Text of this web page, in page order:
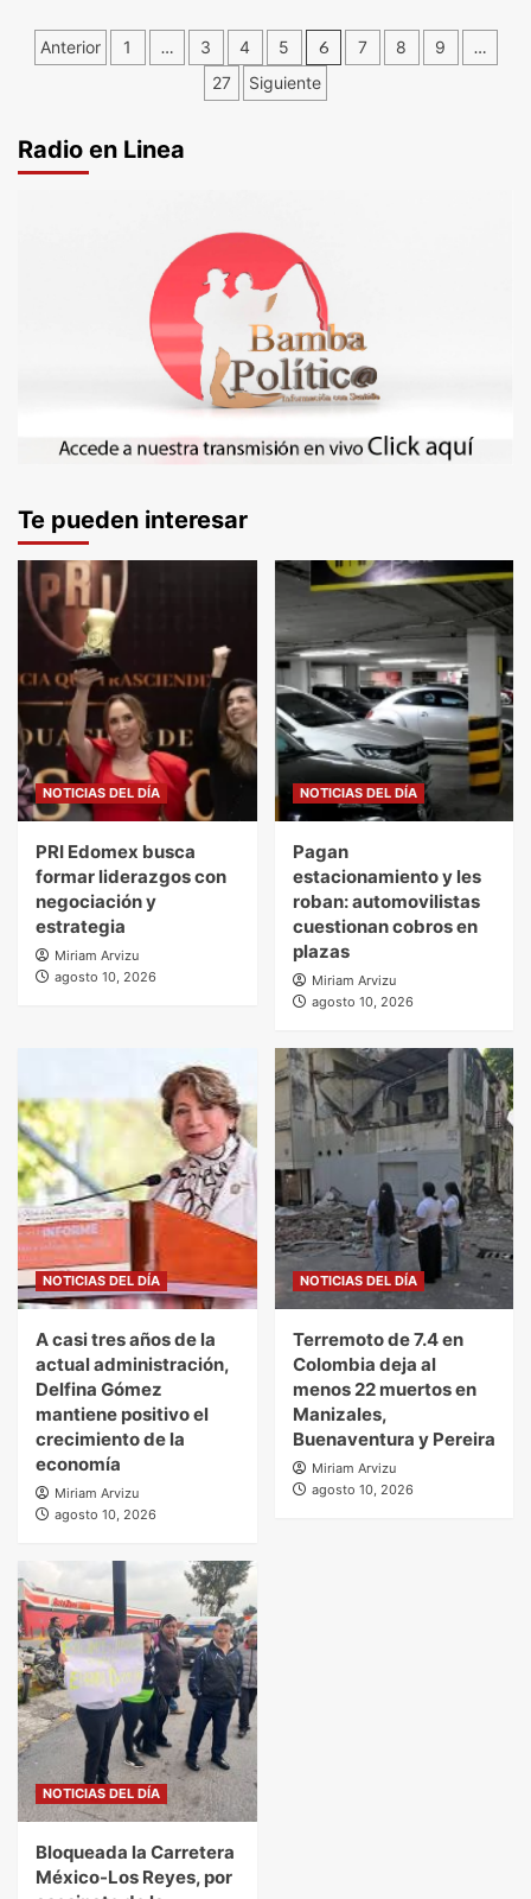
Paginación
Anterior 1 … 3 4 5 6 7 8 9
…
27
Siguiente
Radio en Linea
Te pueden interesar
NOTICIAS DEL DÍA
PRI Edomex busca
formar liderazgos con
negociación y
estrategia
Miriam Arvizu
agosto 10, 2026
NOTICIAS DEL DÍA
Pagan
estacionamiento y les
roban: automovilistas
cuestionan cobros en
plazas
Miriam Arvizu
agosto 10, 2026
NOTICIAS DEL DÍA
A casi tres años de la
actual administración,
Delfina Gómez
mantiene positivo el
crecimiento de la
economía
Miriam Arvizu
agosto 10, 2026
NOTICIAS DEL DÍA
Terremoto de 7.4 en
Colombia deja al
menos 22 muertos en
Manizales,
Buenaventura y Pereira
Miriam Arvizu
agosto 10, 2026
NOTICIAS DEL DÍA
Bloqueada la Carretera
México-Los Reyes, por